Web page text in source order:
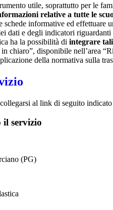
utile, soprattutto per le
relative a tutte le
informative ed effettuare
dati e degli indicatori
ha la possibilità di integrare
chiaro”, disponibile nell’area
della normativa sulla
al link di seguito indicato
il servizio
(PG)